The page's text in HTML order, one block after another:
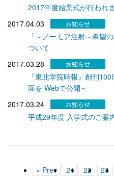
2017年度始業式が行われ
2017.04.03
「～ノーモア注射～希望
ついて
2017.03.28
『東北学院時報』創刊
面を Webで公開～
2017.03.24
平成29年度 入学式のご案
« Prev 21 22 23